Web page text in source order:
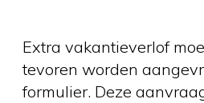
Extra vakantieverlof
tevoren worden
formulier. Deze